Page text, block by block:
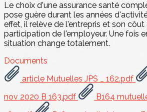
Le choix d'une assurance santé
pose guère durant les années
effet, il relève de l'entrepris et son
participation de l'employeur. Une fois
situation change totalement.
Documents
article Mutuelles JPS _ 162.pdf
nov 2020 B 163.pdf
B164